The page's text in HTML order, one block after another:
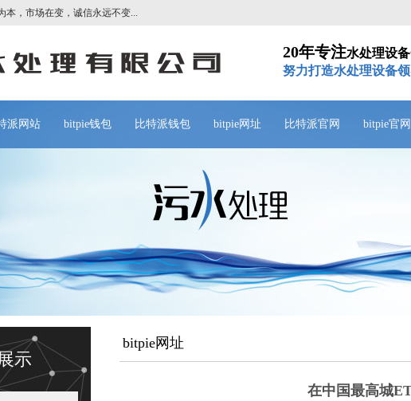
市场在变，诚信永远不变...诚信为本，市场在变，诚信永远不变...
20年专注水处理设
努力打造水处理设备
派网站 bitpie钱包 比特派钱包 bitpie网址 比特派官网 bitpie官网
bitpie网址
在中国最高城
示